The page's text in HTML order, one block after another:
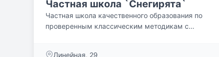
Частная школа `Снегирята`
Частная школа качественного образования по
проверенным классическим методикам с
Линейная, 29